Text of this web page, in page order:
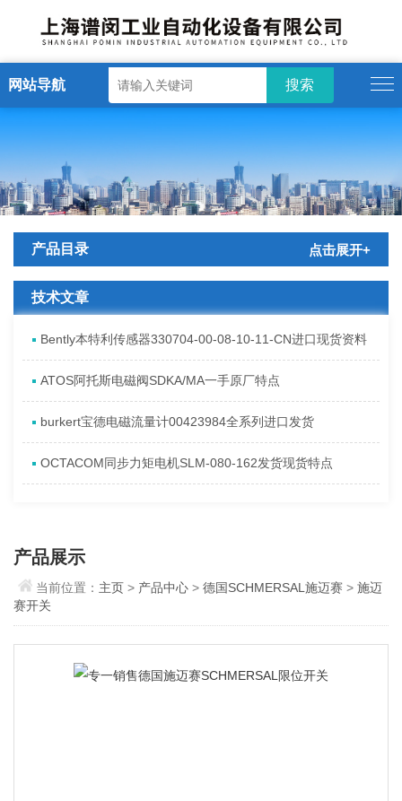
网站导航
产品目录 点击展开+
技术文章
Bently本特利传感器330704-00-08-10-11-CN进口现货资料
ATOS阿托斯电磁阀SDKA/MA一手原厂特点
burkert宝德电磁流量计00423984全系列进口发货
OCTACOM同步力矩电机SLM-080-162发货现货特点
产品展示
当前位置： 主页> 产品中心>德国SCHMERSAL施迈赛 >施迈
赛开关